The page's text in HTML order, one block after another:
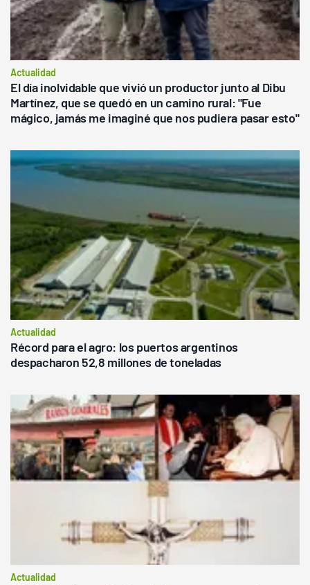
Actualidad
El día inolvidable que vivió un productor junto al Dibu
Martínez, que se quedó en un camino rural: "Fue
mágico, jamás me imaginé que nos pudiera pasar esto"
Actualidad
Récord para el agro: los puertos argentinos
despacharon 52,8 millones de toneladas
Actualidad